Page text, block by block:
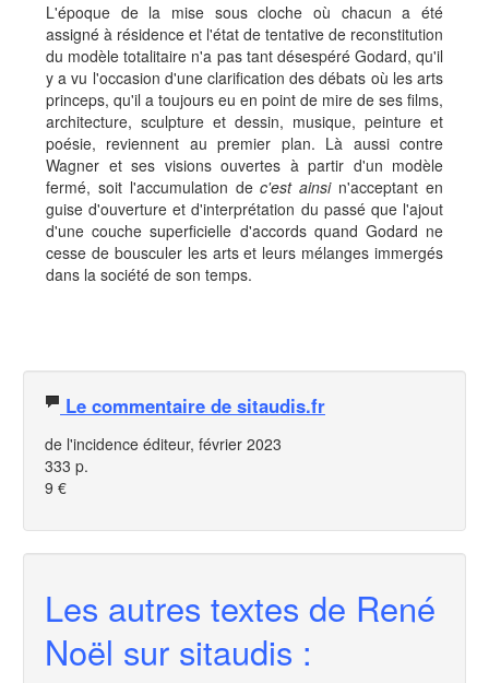
L'époque de la mise sous cloche où chacun a été
assigné à résidence et l'état de tentative de reconstitution
du modèle totalitaire n'a pas tant désespéré Godard, qu'il
y a vu l'occasion d'une clarification des débats où les arts
princeps, qu'il a toujours eu en point de mire de ses films,
architecture, sculpture et dessin, musique, peinture et
poésie, reviennent au premier plan. Là aussi contre
Wagner et ses visions ouvertes à partir d'un modèle
fermé, soit l'accumulation dec'est ainsi n'acceptant en
guise d'ouverture et d'interprétation du passé que l'ajout
d'une couche superficielle d'accords quand Godard ne
cesse de bousculer les arts et leurs mélanges immergés
dans la société de son temps.
Le commentaire de sitaudis.fr
de l'incidence éditeur, février 2023
333 p.
9 €
Les autres textes de René
Noël sur sitaudis :